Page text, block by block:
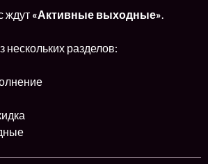
ждут «Активные выходные»
нескольких разделов: